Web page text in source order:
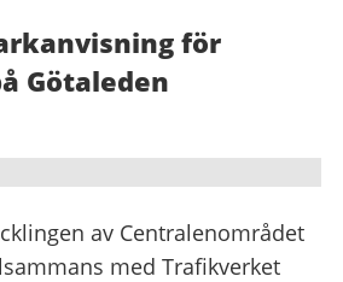
för
Götaleden
av Centralenområdet
med Trafikverket